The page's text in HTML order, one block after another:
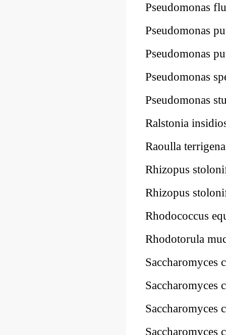
Pseudomonas
Pseudomonas
Pseudomonas
Pseudomonas
Pseudomonas
Ralstonia
Raoulla
Rhizopus
Rhizopus
Rhodococcus
Rhodotorula